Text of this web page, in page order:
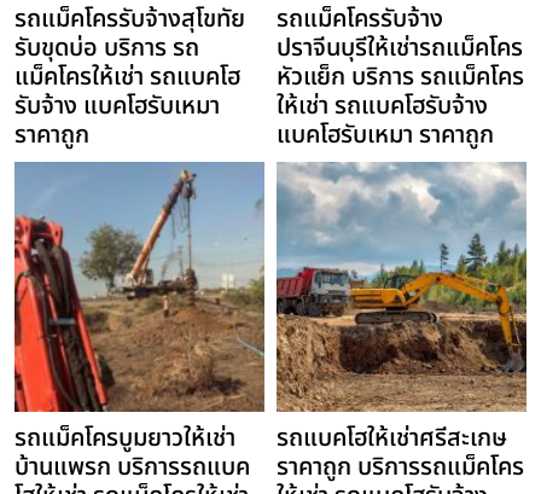
รถแม็คโครรับจ้างสุโขทัย
รับขุดบ่อ บริการ รถ
แม็คโครให้เช่า รถแบคโฮ
รับจ้าง แบคโฮรับเหมา
ราคาถูก
รถแม็คโครรับจ้าง
ปราจีนบุรีให้เช่ารถแม็คโคร
หัวแย็ก บริการ รถแม็คโคร
ให้เช่า รถแบคโฮรับจ้าง
แบคโฮรับเหมา ราคาถูก
รถแม็คโครบูมยาวให้เช่า
บ้านแพรก บริการรถแบค
รถแบคโฮให้เช่าศรีสะเกษ
ราคาถูก บริการรถแม็คโคร